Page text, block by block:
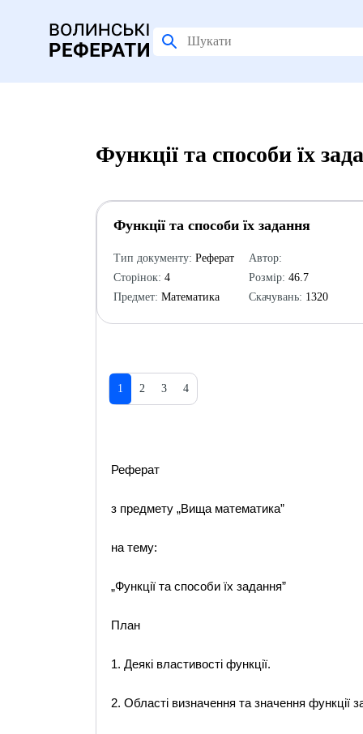
Функції та способи їх
Функції та способи їх задання
Тип документу: Реферат
Сторінок: 4
Предмет: Математика
Автор:
Розмір: 46.7
Скачувань: 1320
1 2 3 4
Реферат
з предмету „Вища математика”
на тему:
„Функції та способи їх задання”
План
1. Деякі властивості функції.
2. Області визначення та значення функції